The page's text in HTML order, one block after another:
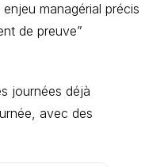
managérial précis
de preuve”
journées déjà
avec des